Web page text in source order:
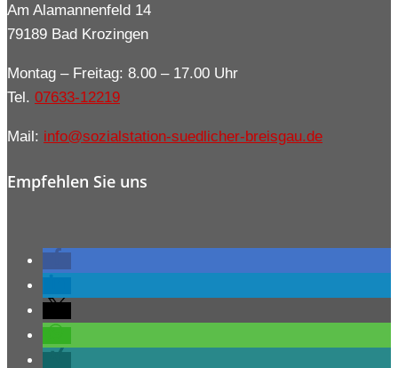
Am Alamannenfeld 14
79189 Bad Krozingen
Montag – Freitag: 8.00 – 17.00 Uhr
Tel. 07633-12219
Mail: info@sozialstation-suedlicher-breisgau.de
Empfehlen Sie uns